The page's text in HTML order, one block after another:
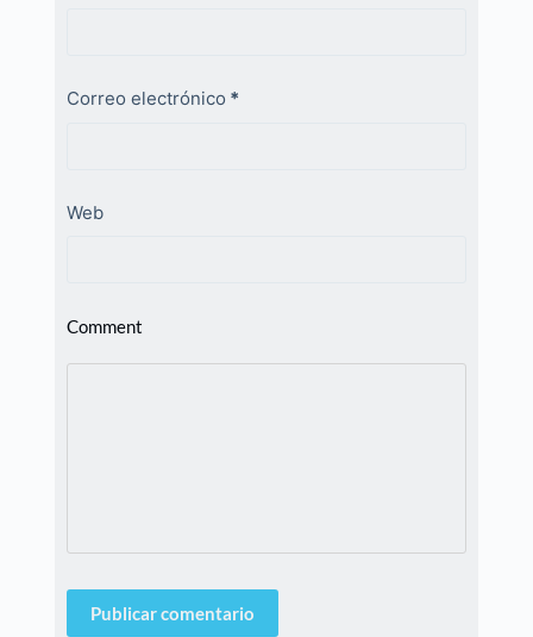
Correo electrónico *
Web
Comment
Publicar comentario